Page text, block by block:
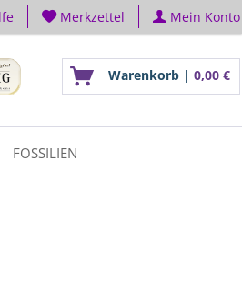
Merkzettel Mein Konto
Warenkorb | 0,00 €
FOSSILIEN